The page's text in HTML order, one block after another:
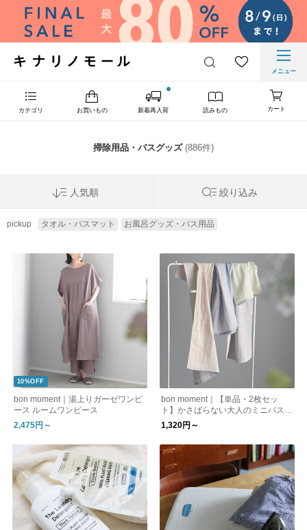
メニュー
カテゴリ お買いもの 新着再入荷 読みもの カート
掃除用品・バスグッズ(886件)
人気順 絞り込み
pickup タオル・バスマット お風呂グッズ・バス用品
10%OFF
bon moment｜湯上りガーゼワンピ
ース ルームワンピース
2,475円～
bon moment｜【単品・2枚セッ
ト】かさばらない大人のミニバスタ
オル【47×100cm】
1,320円～